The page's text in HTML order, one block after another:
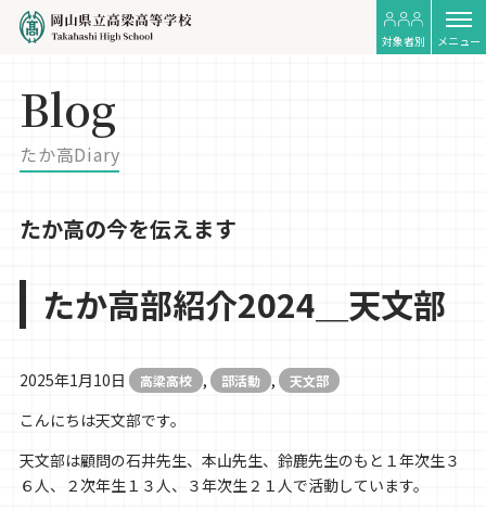
対象者別 メニュー
Blog
たか高Diary
たか高の今を伝えます
たか高部紹介2024＿天文部
2025年1月10日 高梁高校 , 部活動 , 天文部
こんにちは天文部です。
天文部は顧問の石井先生、本山先生、鈴鹿先生のもと１年次生３
６人、２次年生１３人、３年次生２１人で活動しています。